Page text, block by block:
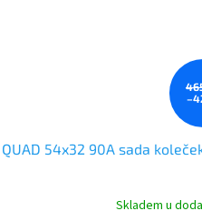
QUAD 54x32 90A sada
Skladem u